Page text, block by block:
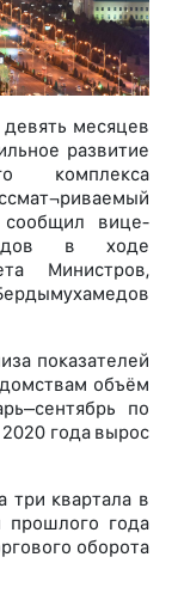
месяцев
развитие
комплекса
вице-
в ходе
Министров,
показателей
объём
по
года вырос
три квартала в
прошлого года
оборота